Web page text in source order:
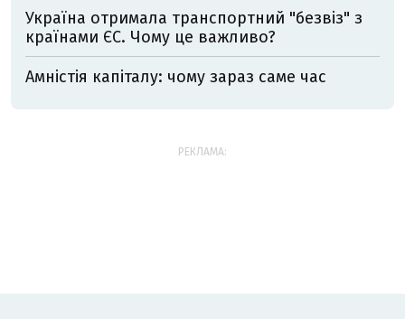
Україна отримала транспортний "безвіз" з
країнами ЄС. Чому це важливо?
Амністія капіталу: чому зараз саме час
РЕКЛАМА: